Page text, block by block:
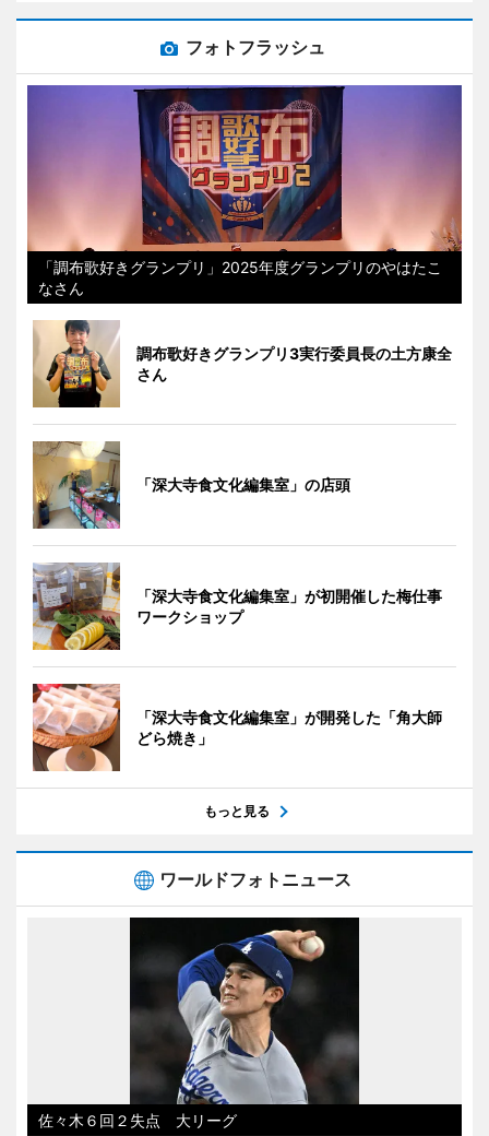
フォトフラッシュ
「調布歌好きグランプリ」2025年度グランプリのやはたこ
なさん
調布歌好きグランプリ3実行委員長の土方康全
さん
「深大寺食文化編集室」の店頭
「深大寺食文化編集室」が初開催した梅仕事
ワークショップ
「深大寺食文化編集室」が開発した「角大師
どら焼き」
もっと見る
ワールドフォトニュース
佐々木６回２失点 大リーグ